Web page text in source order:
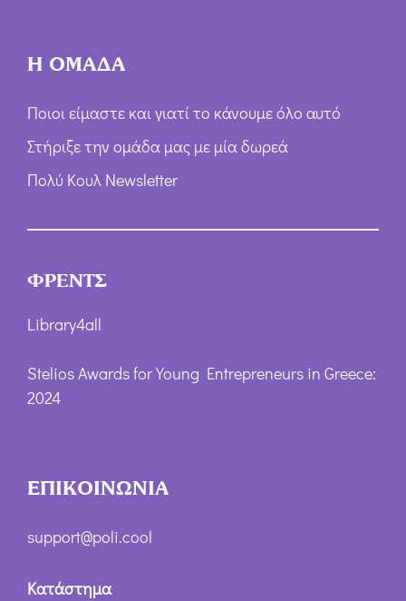
Η ΟΜΑΔΑ
Ποιοι είμαστε και γιατί το κάνουμε όλο αυτό
Στήριξε την ομάδα μας με μία δωρεά
Πολύ Κουλ Newsletter
ΦΡΕΝΤΣ
Library4all
Stelios Awards for Young Entrepreneurs in Greece:
2024
ΕΠΙΚΟΙΝΩΝΙΑ
support@poli.cool
Κατάστημα